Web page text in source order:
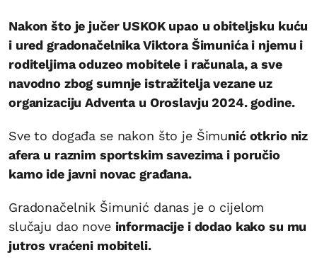
Nakon što je jučer USKOK upao u obiteljsku kuću
i ured gradonačelnika Viktora Šimunića i njemu i
roditeljima oduzeo mobitele i računala, a sve
navodno zbog sumnje istražitelja vezane uz
organizaciju Adventa u Oroslavju 2024. godine.
Sve to događa se nakon što je Šimunić otkrio niz
afera u raznim sportskim savezima i poručio
kamo ide javni novac građana.
Gradonačelnik Šimunić danas je o cijelom
slučaju dao nove informacije i dodao kako su mu
jutros vraćeni mobiteli.